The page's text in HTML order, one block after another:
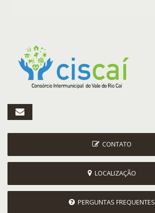
CONTATO
LOCALIZAÇÃO
PERGUNTAS FREQUENTES